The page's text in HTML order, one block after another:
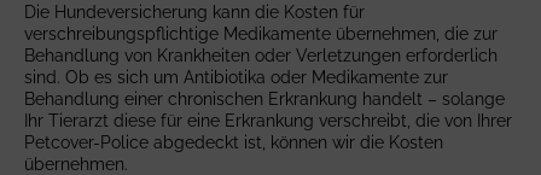
Die Hundeversicherung kann die Kosten für
verschreibungspflichtige Medikamente übernehmen, die zur
Behandlung von Krankheiten oder Verletzungen erforderlich
sind. Ob es sich um Antibiotika oder Medikamente zur
Behandlung einer chronischen Erkrankung handelt – solange
Ihr Tierarzt diese für eine Erkrankung verschreibt, die von Ihrer
Petcover-Police abgedeckt ist, können wir die Kosten
übernehmen.